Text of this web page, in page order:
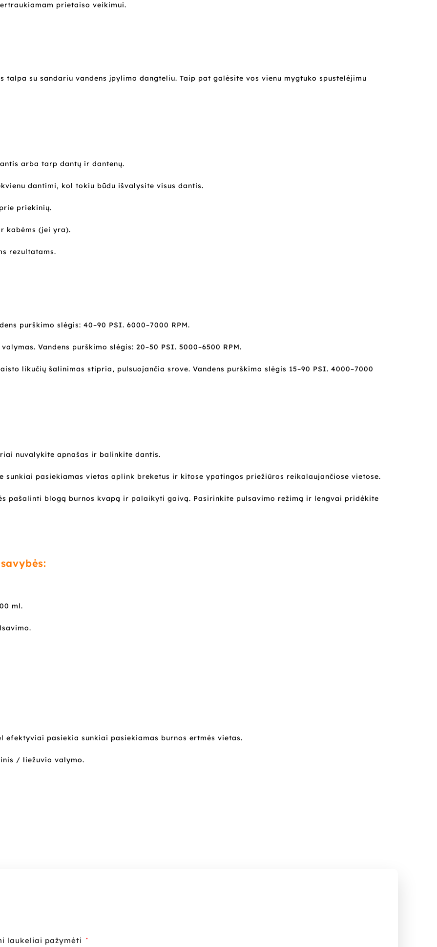
prietaiso veikimui.
talpa su sandariu vandens įpylimo dangteliu. Taip pat galėsite vos vienu mygtuko spustelėjimu
arba tarp dantų ir dantenų.
dantimi, kol tokiu būdu išvalysite visus dantis.
priekinių.
kabėms (jei yra).
rezultatams.
purškimo slėgis: 40–90 PSI. 6000–7000 RPM.
Vandens purškimo slėgis: 20–50 PSI. 5000–6500 RPM.
likučių šalinimas stipria, pulsuojančia srove. Vandens purškimo slėgis 15–90 PSI. 4000–7000
nuvalykite apnašas ir balinkite dantis.
sunkiai pasiekiamas vietas aplink breketus ir kitose ypatingos priežiūros reikalaujančiose vietose.
pašalinti blogą burnos kvapą ir palaikyti gaivą. Pasirinkite pulsavimo režimą ir lengvai pridėkite
ml.
efektyviai pasiekia sunkiai pasiekiamas burnos ertmės vietas.
/ liežuvio valymo.
laukeliai pažymėti *